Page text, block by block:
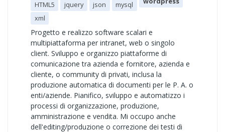
HTML5
jquery json mysql
xml
Progetto e realizzo software scalari e
multipiattaforma per intranet, web o singolo
client. Sviluppo e organizzo piattaforme di
comunicazione tra azienda e fornitore, azienda e
cliente, o community di privati, inclusa la
produzione automatica di documenti per le P. A. o
enti/aziende. Pianifico, sviluppo e automatizzo i
processi di organizzazione, produzione,
amministrazione e vendita. Mi occupo anche
dell'editing/produzione o correzione dei testi di